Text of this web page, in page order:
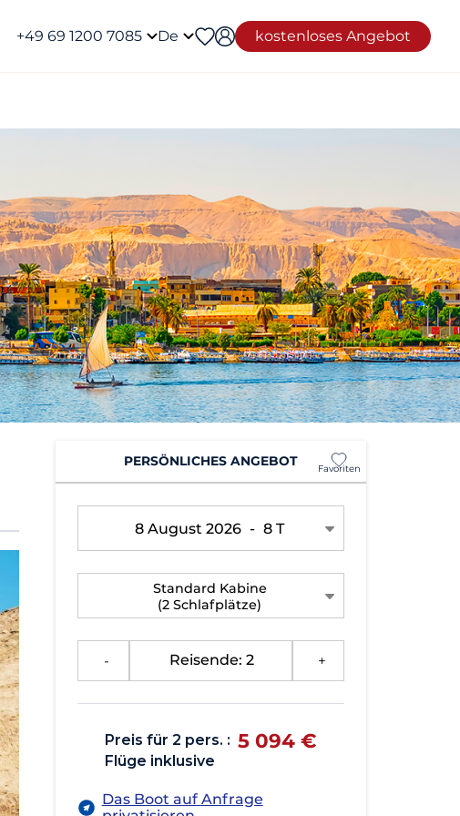
+49 69 1200 7085 De kostenloses Angebot
PERSÖNLICHES ANGEBOT Favoriten
8 August 2026 - 8 T
Standard Kabine
(2 Schlafplätze)
Reisende: 2
Preis für 2 pers. : 5 094 €
Flüge inklusive
Das Boot auf Anfrage